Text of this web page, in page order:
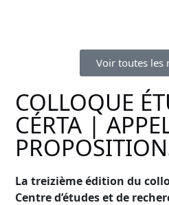
Voir toutes les
COLLOQUE
CÉRTA |
La treizième édition du
Centre d’études et de